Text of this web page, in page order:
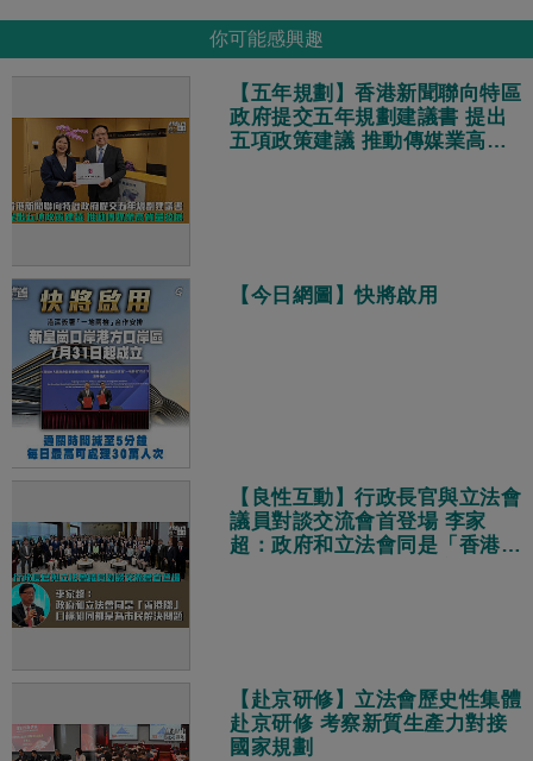
你可能感興趣
【五年規劃】香港新聞聯向特區
政府提交五年規劃建議書 提出
五項政策建議 推動傳媒業高質
【今日網圖】快將啟用
【良性互動】行政長官與立法會
議員對談交流會首登場 李家
超：政府和立法會同是「香港
【赴京研修】立法會歷史性集體
赴京研修 考察新質生產力對接
國家規劃